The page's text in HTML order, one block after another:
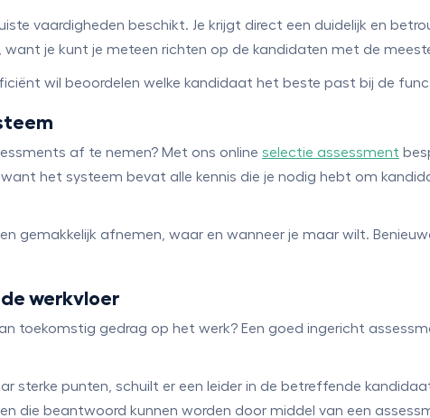
vaardigheden beschikt. Je krijgt direct een duidelijk en
je kunt je meteen richten op de kandidaten met de
wil beoordelen welke kandidaat het beste past bij de
af te nemen? Met ons online selectie assessment
het systeem bevat alle kennis die je nodig hebt om
gemakkelijk afnemen, waar en wanneer je maar wilt.
werkvloer
toekomstig gedrag op het werk? Een goed ingericht
punten, schuilt er een leider in de betreffende
die beantwoord kunnen worden door middel van een